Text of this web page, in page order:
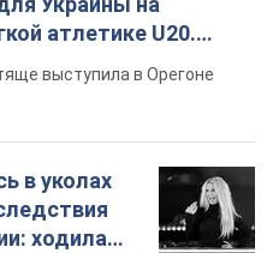
атлетике U20.
выступила в Орегоне
в уколах
ходила